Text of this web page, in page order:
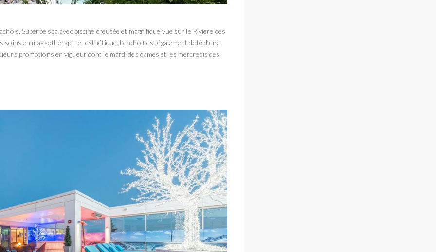
Superbe spa avec piscine creusée et magnifique vue sur le Rivière des
en massothérapie et esthétique. L’endroit est également doté d’une
promotions en vigueur dont le mardi des dames et les mercredis des